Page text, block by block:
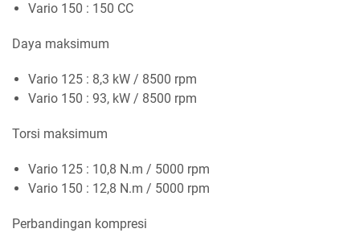
Vario 150 : 150 CC
Daya maksimum
Vario 125 : 8,3 kW / 8500 rpm
Vario 150 : 93, kW / 8500 rpm
Torsi maksimum
Vario 125 : 10,8 N.m / 5000 rpm
Vario 150 : 12,8 N.m / 5000 rpm
Perbandingan kompresi